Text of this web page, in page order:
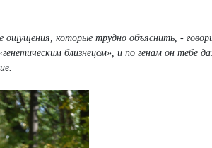
ощущения, которые трудно объяснить, -
близнецом», и по генам он